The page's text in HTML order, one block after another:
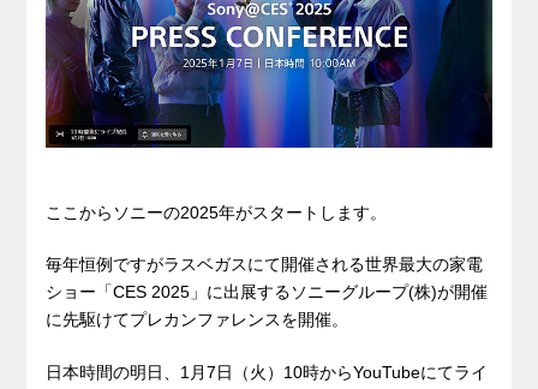
o
k
g
er
ここからソニーの2025年がスタートします。
毎年恒例ですがラスベガスにて開催される世界最大の家電
ショー「CES 2025」に出展するソニーグループ(株)が開催
に先駆けてプレカンファレンスを開催。
日本時間の明日、1月7日（火）10時からYouTubeにてライ